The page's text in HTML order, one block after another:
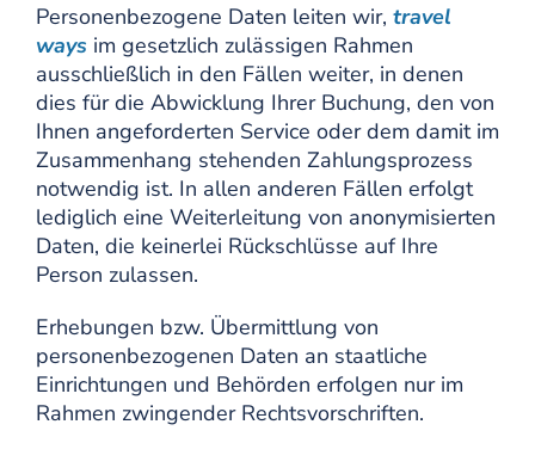
Personenbezogene Daten leiten wir, travel
ways im gesetzlich zulässigen Rahmen
ausschließlich in den Fällen weiter, in denen
dies für die Abwicklung Ihrer Buchung, den von
Ihnen angeforderten Service oder dem damit im
Zusammenhang stehenden Zahlungsprozess
notwendig ist. In allen anderen Fällen erfolgt
lediglich eine Weiterleitung von anonymisierten
Daten, die keinerlei Rückschlüsse auf Ihre
Person zulassen.
Erhebungen bzw. Übermittlung von
personenbezogenen Daten an staatliche
Einrichtungen und Behörden erfolgen nur im
Rahmen zwingender Rechtsvorschriften.